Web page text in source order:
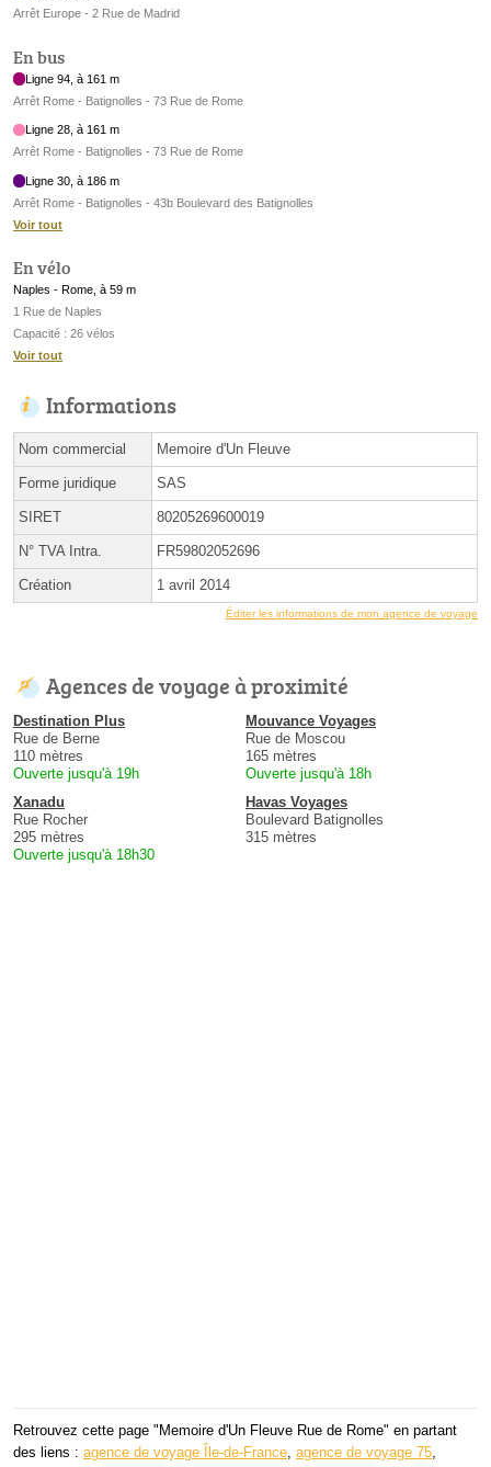
Arrêt Europe - 2 Rue de Madrid
En bus
Ligne 94, à 161 m
Arrêt Rome - Batignolles - 73 Rue de Rome
Ligne 28, à 161 m
Arrêt Rome - Batignolles - 73 Rue de Rome
Ligne 30, à 186 m
Arrêt Rome - Batignolles - 43b Boulevard des Batignolles
Voir tout
En vélo
Naples - Rome, à 59 m
1 Rue de Naples
Capacité : 26 vélos
Voir tout
Informations
Nom commercial Memoire d'Un Fleuve
Forme juridique SAS
SIRET 80205269600019
N° TVA Intra. FR59802052696
Création 1 avril 2014
Éditer les informations de mon agence de voyage
Agences de voyage à proximité
Destination Plus
Rue de Berne
110 mètres
Ouverte jusqu'à 19h
Mouvance Voyages
Rue de Moscou
165 mètres
Ouverte jusqu'à 18h
Xanadu
Rue Rocher
295 mètres
Ouverte jusqu'à 18h30
Havas Voyages
Boulevard Batignolles
315 mètres
Retrouvez cette page "Memoire d'Un Fleuve Rue de Rome" en partant
des liens : agence de voyage Île-de-France, agence de voyage 75,